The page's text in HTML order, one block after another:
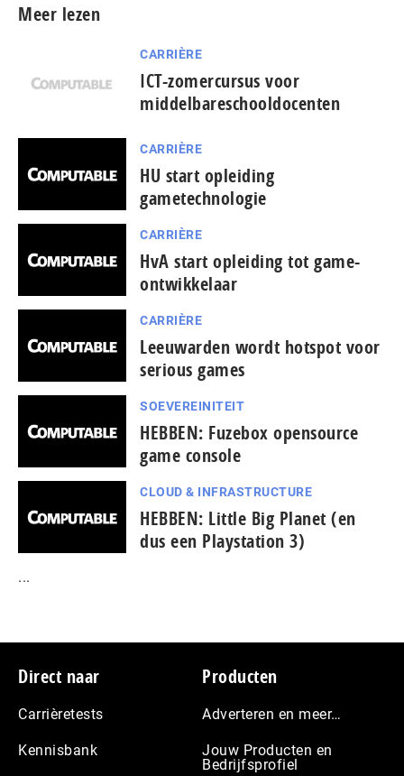
Meer lezen
CARRIÈRE
ICT-zomercursus voor
middelbareschooldocenten
CARRIÈRE
HU start opleiding
gametechnologie
CARRIÈRE
HvA start opleiding tot game-
ontwikkelaar
CARRIÈRE
Leeuwarden wordt hotspot voor
serious games
SOEVEREINITEIT
HEBBEN: Fuzebox opensource
game console
CLOUD & INFRASTRUCTURE
HEBBEN: Little Big Planet (en
dus een Playstation 3)
...
Footer
Direct naar
Carrièretests
Kennisbank
Producten
Adverteren en meer…
Jouw Producten en
Bedrijfsprofiel